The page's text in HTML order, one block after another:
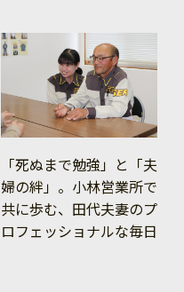
「死ぬまで勉強」と「夫
婦の絆」。小林営業所で
共に歩む、田代夫妻のプ
ロフェッショナルな毎日